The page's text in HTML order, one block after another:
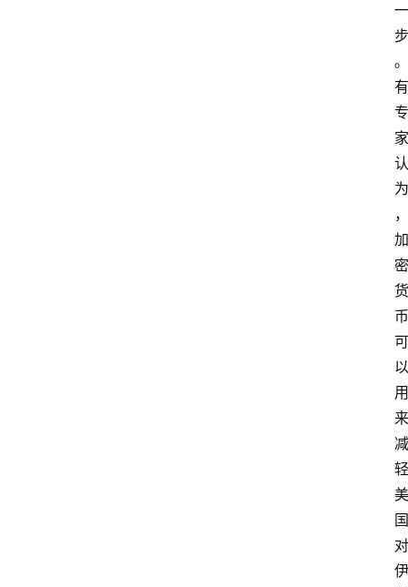
一
步
。
有
专
家
认
为
，
加
密
货
币
可
以
用
来
减
轻
美
国
对
伊